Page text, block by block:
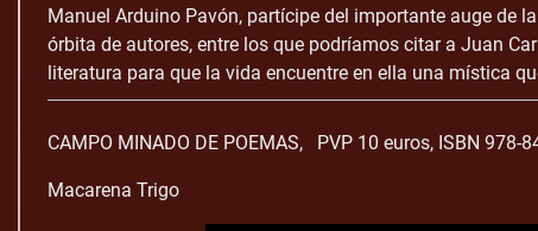
Manuel Arduino Pavón, partícipe del importante auge de
órbita de autores, entre los que podríamos citar a Juan
literatura para que la vida encuentre en ella una mística
CAMPO MINADO DE POEMAS, PVP 10 euros, ISBN 978-
Macarena Trigo